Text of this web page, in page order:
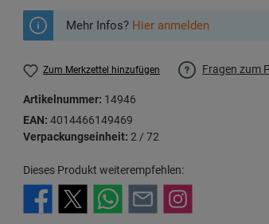
Mehr Infos? Hier anmelden
Zum Merkzettel hinzufügen Fragen zum
Artikelnummer: 14946
EAN: 4014466149469
Verpackungseinheit: 2 / 72
Dieses Produkt weiterempfehlen: